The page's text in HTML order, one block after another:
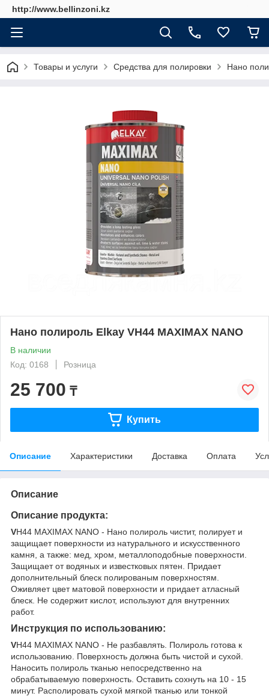
http://www.bellinzoni.kz
Товары и услуги Средства для полировки Нано
Нано полироль Elkay VH44 MAXIMAX NANO
В наличии
Код: 0168
Розница
25 700 ₸
Купить
Описание Характеристики Доставка Оплата
Описание
Описание продукта:
VH44 MAXIMAX NANO - Нано полироль чистит, полирует и
защищает поверхности из натурального и искусственного
камня, а также: мед, хром, металлоподобные поверхности.
Защищает от водяных и известковых пятен. Придает
дополнительный блеск полированым поверхностям.
Оживляет цвет матовой поверхности и придает атласный
блеск. Не содержит кислот, используют для внутренних
работ.
Инструкция по использованию:
VH44 MAXIMAX NANO - Не разбавлять. Полироль готова к
использованию. Поверхность должна быть чистой и сухой.
Наносить полироль тканью непосредственно на
обрабатываемую поверхность. Оставить сохнуть на 10 - 15
минут. Располировать сухой мягкой тканью или тонкой